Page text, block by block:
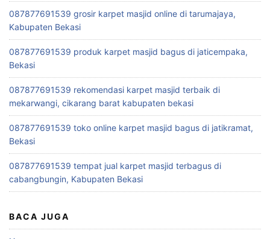
087877691539 grosir karpet masjid online di tarumajaya,
Kabupaten Bekasi
087877691539 produk karpet masjid bagus di jaticempaka,
Bekasi
087877691539 rekomendasi karpet masjid terbaik di
mekarwangi, cikarang barat kabupaten bekasi
087877691539 toko online karpet masjid bagus di jatikramat,
Bekasi
087877691539 tempat jual karpet masjid terbagus di
cabangbungin, Kabupaten Bekasi
BACA JUGA